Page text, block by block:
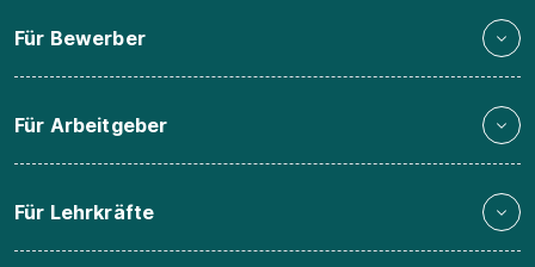
Für Bewerber
Für Arbeitgeber
Für Lehrkräfte